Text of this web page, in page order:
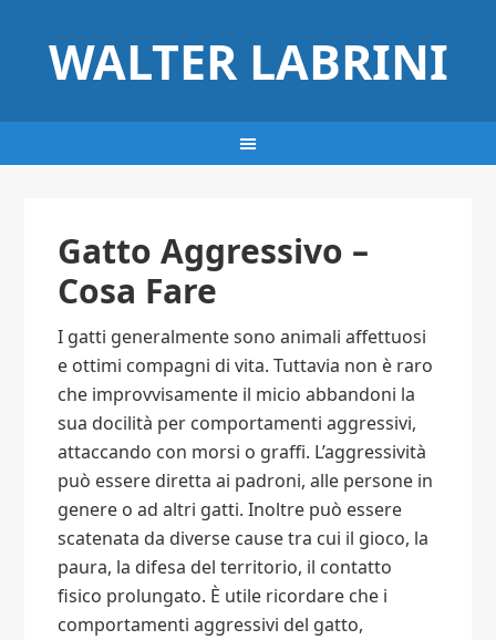
WALTER LABRINI
Gatto Aggressivo –
Cosa Fare
I gatti generalmente sono animali affettuosi
e ottimi compagni di vita. Tuttavia non è raro
che improvvisamente il micio abbandoni la
sua docilità per comportamenti aggressivi,
attaccando con morsi o graffi. L’aggressività
può essere diretta ai padroni, alle persone in
genere o ad altri gatti. Inoltre può essere
scatenata da diverse cause tra cui il gioco, la
paura, la difesa del territorio, il contatto
fisico prolungato. È utile ricordare che i
comportamenti aggressivi del gatto,